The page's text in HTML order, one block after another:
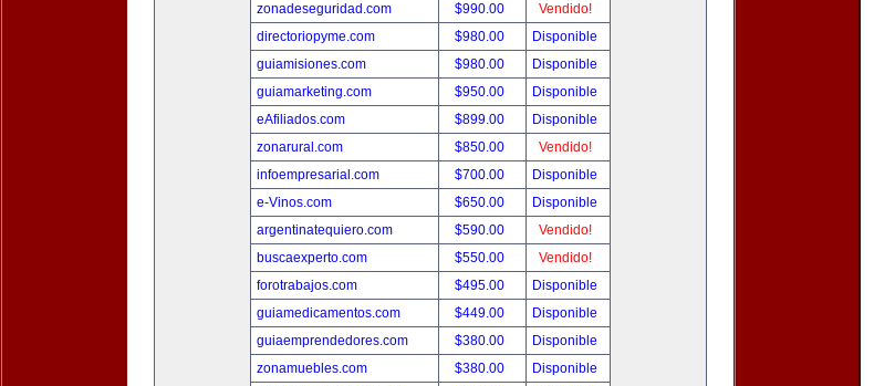
zonadeseguridad.com
$990.00
Vendido!
directoriopyme.com
$980.00
Disponible
guiamisiones.com
$980.00
Disponible
guiamarketing.com
$950.00
Disponible
eAfiliados.com
$899.00
Disponible
zonarural.com
$850.00
Vendido!
infoempresarial.com
$700.00
Disponible
e-Vinos.com
$650.00
Disponible
argentinatequiero.com
$590.00
Vendido!
buscaexperto.com
$550.00
Vendido!
forotrabajos.com
$495.00
Disponible
guiamedicamentos.com
$449.00
Disponible
guiaemprendedores.com
$380.00
Disponible
zonamuebles.com
$380.00
Disponible